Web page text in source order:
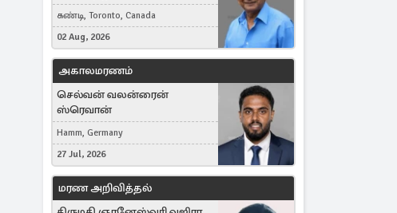
கண்டி, Toronto, Canada
02 Aug, 2026
அகாலமரணம்
செல்வன் வலன்ரைன்
ஸ்ரெவான்
Hamm, Germany
27 Jul, 2026
மரண அறிவித்தல்